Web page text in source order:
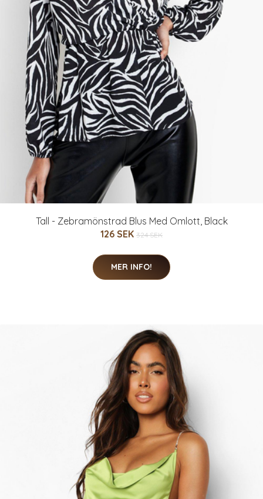
Tall - Zebramönstrad Blus Med Omlott, Black
126 SEK 324 SEK
MER INFO!